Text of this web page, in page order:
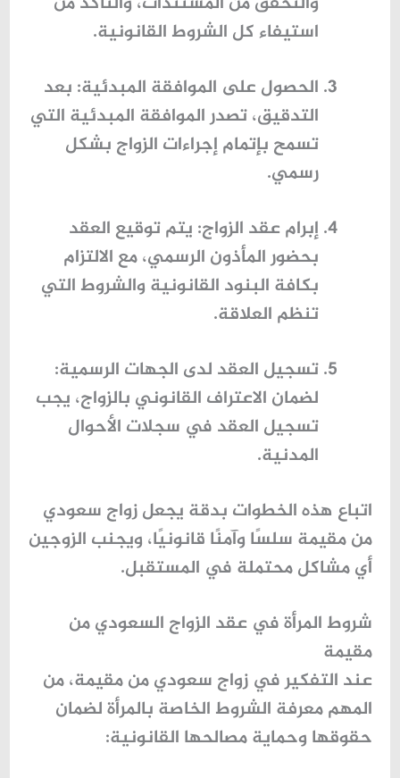
استيفاء كل الشروط القانونية.
الحصول على الموافقة المبدئية: بعد
التدقيق، تصدر الموافقة المبدئية التي
تسمح بإتمام إجراءات الزواج بشكل
رسمي.
إبرام عقد الزواج: يتم توقيع العقد
بحضور المأذون الرسمي، مع الالتزام
بكافة البنود القانونية والشروط التي
تنظم العلاقة.
تسجيل العقد لدى الجهات الرسمية:
لضمان الاعتراف القانوني بالزواج، يجب
تسجيل العقد في سجلات الأحوال
المدنية.
اتباع هذه الخطوات بدقة يجعلزواج سعودي
من مقيمة سلسًا وآمنًا قانونيًا، ويجنب الزوجين
أي مشاكل محتملة في المستقبل.
شروط المرأة في عقد الزواج السعودي من
مقيمة
عند التفكير في زواج سعودي من مقيمة، من
المهم معرفة الشروط الخاصة بالمرأة لضمان
حقوقها وحماية مصالحها القانونية: